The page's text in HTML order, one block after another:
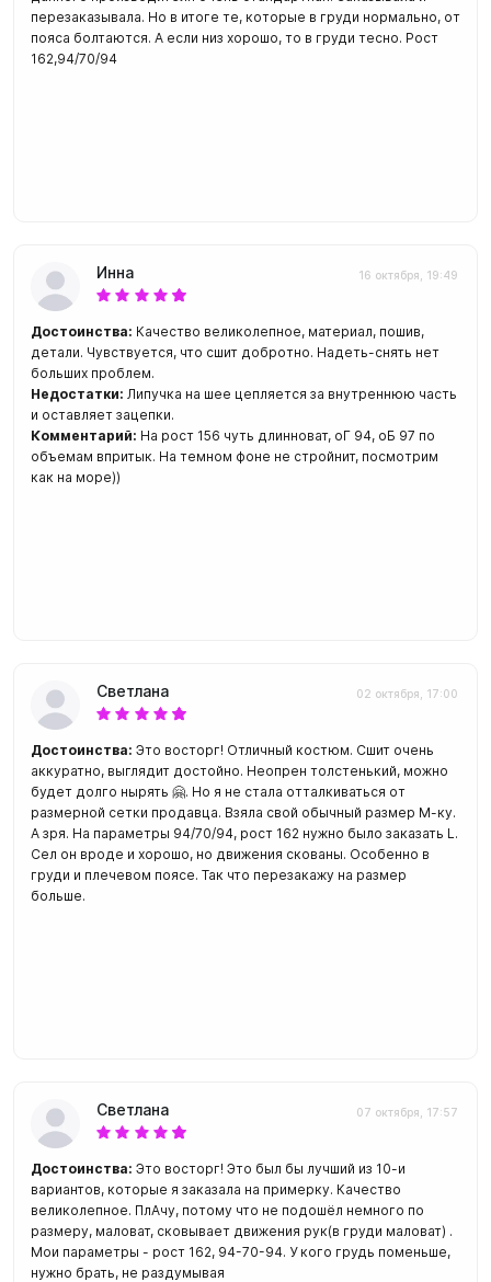
перезаказывала. Но в итоге те, которые в груди нормально, от
пояса болтаются. А если низ хорошо, то в груди тесно. Рост
162,94/70/94
Инна 16 октября, 19:49
Достоинства: Качество великолепное, материал, пошив,
детали. Чувствуется, что сшит добротно. Надеть-снять нет
больших проблем.
Недостатки: Липучка на шее цепляется за внутреннюю часть
и оставляет зацепки.
Комментарий: На рост 156 чуть длинноват, оГ 94, оБ 97 по
объемам впритык. На темном фоне не стройнит, посмотрим
как на море))
Светлана 02 октября, 17:00
Достоинства: Это восторг! Отличный костюм. Сшит очень
аккуратно, выглядит достойно. Неопрен толстенький, можно
будет долго нырять 🤗. Но я не стала отталкиваться от
размерной сетки продавца. Взяла свой обычный размер М-ку.
А зря. На параметры 94/70/94, рост 162 нужно было заказать L.
Сел он вроде и хорошо, но движения скованы. Особенно в
груди и плечевом поясе. Так что перезакажу на размер
больше.
Светлана 07 октября, 17:57
Достоинства: Это восторг! Это был бы лучший из 10-и
вариантов, которые я заказала на примерку. Качество
великолепное. ПлАчу, потому что не подошёл немного по
размеру, маловат, сковывает движения рук(в груди маловат) .
Мои параметры - рост 162, 94-70-94. У кого грудь поменьше,
нужно брать, не раздумывая